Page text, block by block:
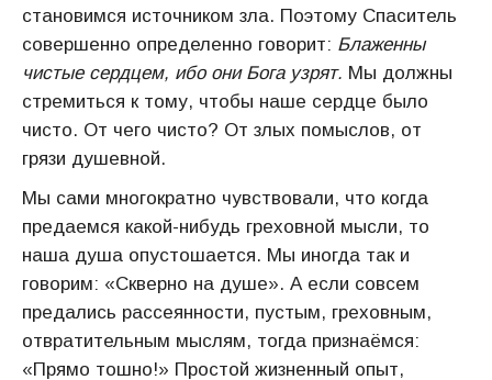
становимся источником зла. Поэтому Спаситель
совершенно определенно говорит: Блаженны
чистые сердцем, ибо они Бога узрят. Мы должны
стремиться к тому, чтобы наше сердце было
чисто. От чего чисто? От злых помыслов, от
грязи душевной.
Мы сами многократно чувствовали, что когда
предаемся какой-нибудь греховной мысли, то
наша душа опустошается. Мы иногда так и
говорим: «Скверно на душе». А если совсем
предались рассеянности, пустым, греховным,
отвратительным мыслям, тогда признаёмся:
«Прямо тошно!» Простой жизненный опыт,